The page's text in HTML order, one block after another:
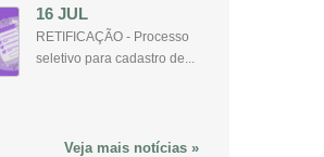
16 JUL
RETIFICAÇÃO - Processo
seletivo para cadastro de...
Veja mais notícias »